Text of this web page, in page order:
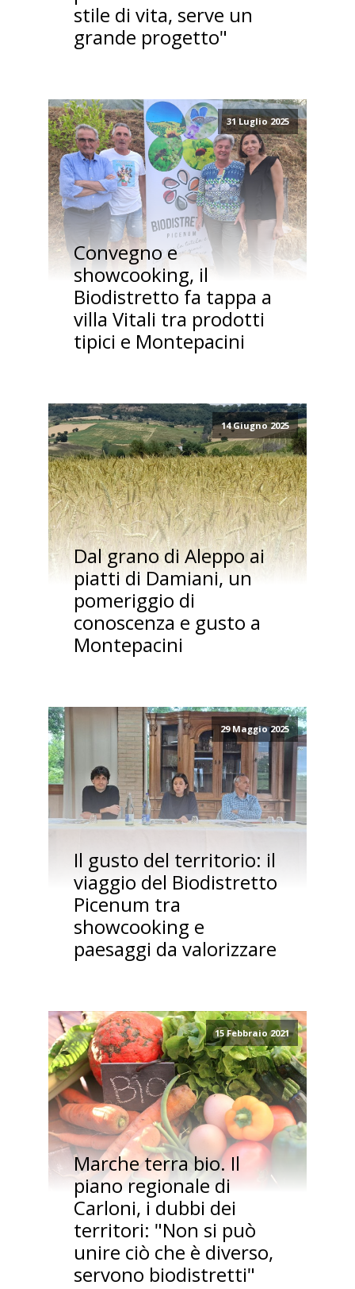
stile di vita, serve un
grande progetto"
31 Luglio 2025
Convegno e
showcooking, il
Biodistretto fa tappa a
villa Vitali tra prodotti
tipici e Montepacini
14 Giugno 2025
Dal grano di Aleppo ai
piatti di Damiani, un
pomeriggio di
conoscenza e gusto a
Montepacini
29 Maggio 2025
Il gusto del territorio: il
viaggio del Biodistretto
Picenum tra
showcooking e
paesaggi da valorizzare
15 Febbraio 2021
Marche terra bio. Il
piano regionale di
Carloni, i dubbi dei
territori: "Non si può
unire ciò che è diverso,
servono biodistretti"